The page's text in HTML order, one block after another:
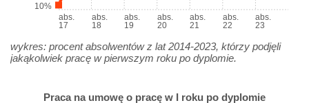
abs.
17
abs.
18
abs.
19
abs.
20
abs.
21
abs.
22
abs.
23
10%
wykres: procent absolwentów z lat 2014-2023, którzy podjęli
jakąkolwiek pracę w pierwszym roku po dyplomie.
Praca na umowę o pracę w I roku po dyplomie